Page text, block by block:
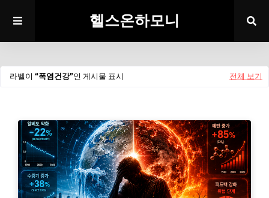
헬스온하모니
라벨이 폭염건강 인 게시물 표시 전체 보기